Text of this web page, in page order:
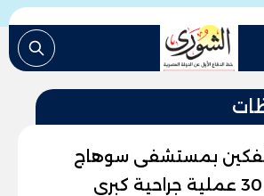
بمستشفى سوهاج